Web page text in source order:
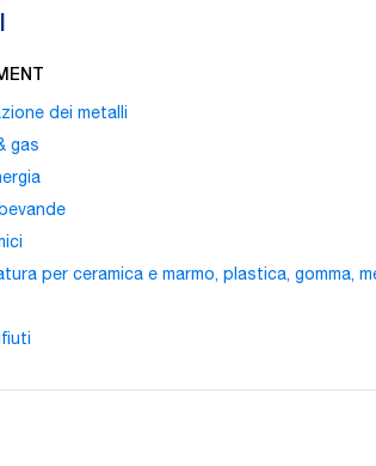
dei metalli
gas
per ceramica e marmo, plastica, gomma,